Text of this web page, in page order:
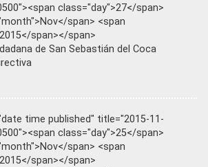
class="day">27</span>
span> <span
span></span>
de San Sebastián del Coca
time published" title="2015-11-
class="day">25</span>
span> <span
span></span>